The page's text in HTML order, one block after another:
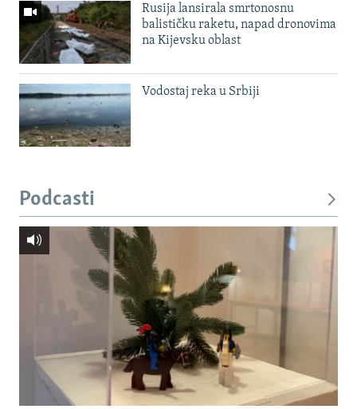
Rusija lansirala smrtonosnu
balističku raketu, napad dronovima
na Kijevsku oblast
Vodostaj reka u Srbiji
Podcasti